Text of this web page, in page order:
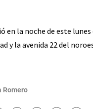
en la noche de este lunes
y la avenida 22 del
Romero